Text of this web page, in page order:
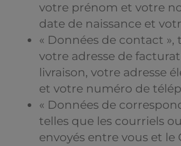
votre prénom et votre
date de naissance et
« Données de contact »,
votre adresse de
livraison, votre adresse
et votre numéro de
« Données de
telles que les courriels
envoyés entre vous et le